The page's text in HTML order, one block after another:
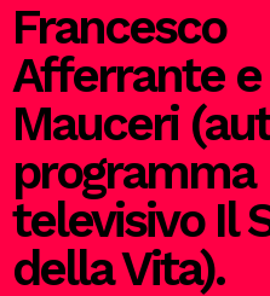
Francesco
Afferrante
Mauceri
programma
televisivo Il
della Vita).